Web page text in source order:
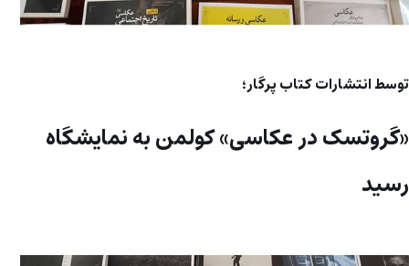
توسط انتشارات کتاب پرگار؛
«گروتسک در عکاسی» کولمن به نمایشگاه
رسید